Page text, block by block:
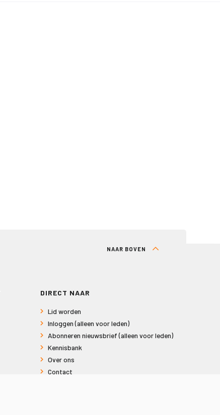
NAAR BOVEN
DIRECT NAAR
Lid worden
Inloggen (alleen voor leden)
Abonneren nieuwsbrief (alleen voor leden)
Kennisbank
Over ons
Contact